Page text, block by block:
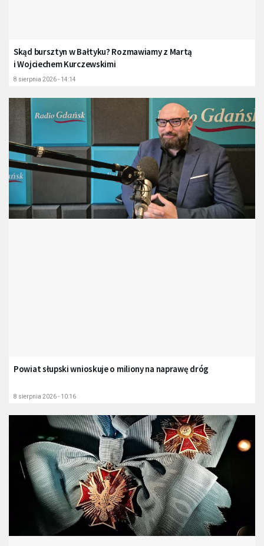
Skąd bursztyn w Bałtyku? Rozmawiamy z Martą
i Wojciechem Kurczewskimi
8 sierpnia 2026 - 14:14
Powiat słupski wnioskuje o miliony na naprawę dróg
8 sierpnia 2026 - 10:16